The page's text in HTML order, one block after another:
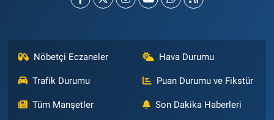
Nöbetçi Eczaneler Hava Durumu
Trafik Durumu Puan Durumu ve Fikstür
Tüm Manşetler Son Dakika Haberleri